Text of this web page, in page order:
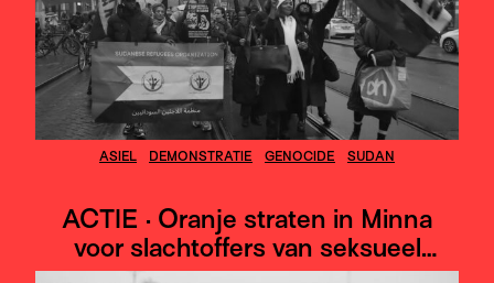
ASIEL DEMONSTRATIE GENOCIDE SUDAN
ACTIE · Oranje straten in Minna
voor slachtoffers van seksueel
geweld